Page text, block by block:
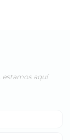
estamos aquí